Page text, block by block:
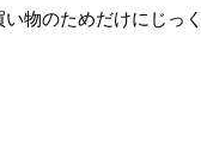
物のためだけにじっく